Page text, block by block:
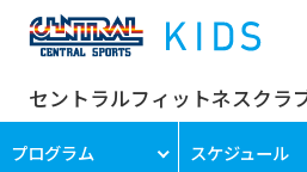
セントラルフィットネスクラ
プログラム スケジュール